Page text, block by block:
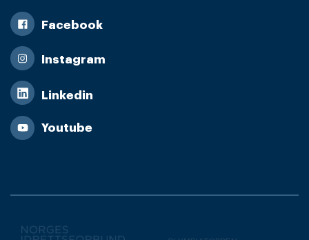
Facebook
Instagram
Linkedin
Youtube